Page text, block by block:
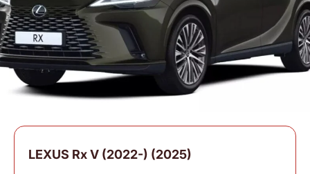
LEXUS Rx V (2022-) (2025)